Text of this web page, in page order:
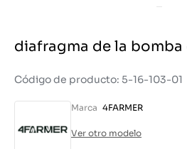
diafragma de la bomba
Código de producto: 5-16-103-01
Marca 4FARMER
Ver otro modelo